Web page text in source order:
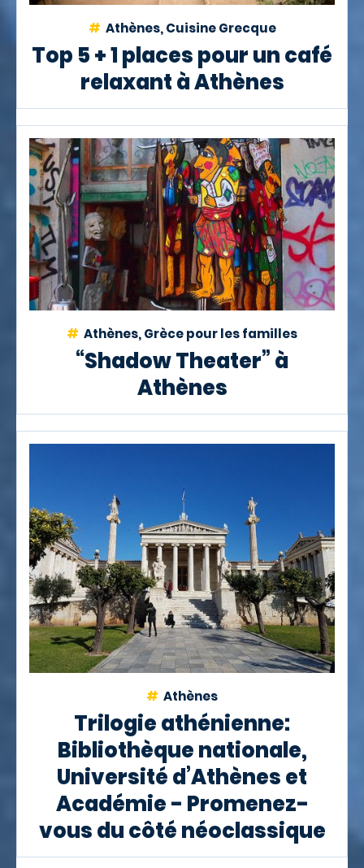
Athènes, Cuisine Grecque
Top 5 + 1 places pour un café
relaxant à Athènes
Athènes, Grèce pour les familles
“Shadow Theater” à
Athènes
Athènes
Trilogie athénienne:
Bibliothèque nationale,
Université d’Athènes et
Académie - Promenez-
vous du côté néoclassique